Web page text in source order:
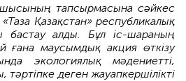
тапсырмасына сәйкес
Қазақстан» республикалық
бастау алды. Бұл іс-шараның
ғана маусымдық акция өткізу
экологиялық мәдениетті,
деген жауапкершілікті